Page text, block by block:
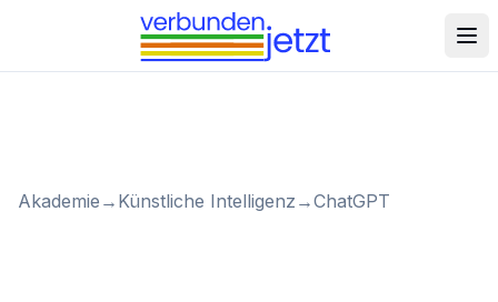
Akademie → Künstliche Intelligenz →ChatGPT